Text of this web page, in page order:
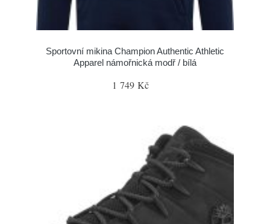
Sportovní mikina Champion Authentic Athletic
Apparel námořnická modř / bílá
1 749 Kč